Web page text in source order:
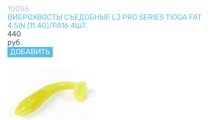
10055
ВИБРОХВОСТЫ СЪЕДОБНЫЕ LJ PRO SERIES TIOGA FAT
4.5IN (11.40)/PA16 4ШТ.
440
руб.
ДОБАВИТЬ